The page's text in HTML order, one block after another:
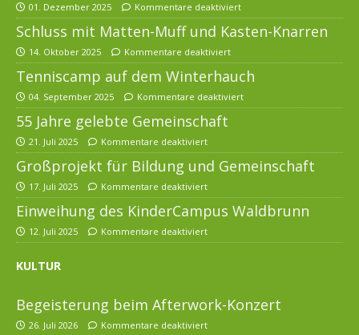
01. Dezember 2025 Kommentare deaktiviert
Schluss mit Matten-Muff und Kasten-Knarren
14. Oktober 2025 Kommentare deaktiviert
Tenniscamp auf dem Winterhauch
04. September 2025 Kommentare deaktiviert
55 Jahre gelebte Gemeinschaft
21. Juli 2025 Kommentare deaktiviert
Großprojekt für Bildung und Gemeinschaft
17. Juli 2025 Kommentare deaktiviert
Einweihung des KinderCampus Waldbrunn
12. Juli 2025 Kommentare deaktiviert
KULTUR
Begeisterung beim Afterwork-Konzert
26. Juli 2026 Kommentare deaktiviert